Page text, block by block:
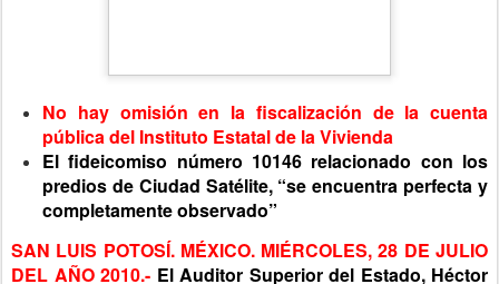
No hay omisión en la fiscalización de la cuenta
pública del Instituto Estatal de la Vivienda
El fideicomiso número 10146 relacionado con los
predios de Ciudad Satélite, “se encuentra perfecta y
completamente observado”
SAN LUIS POTOSÍ. MÉXICO. MIÉRCOLES, 28 DE JULIO
DEL AÑO 2010.- El Auditor Superior del Estado, Héctor